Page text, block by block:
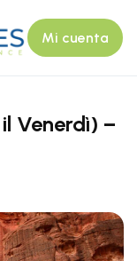
Mi cuenta
Venerdì) –